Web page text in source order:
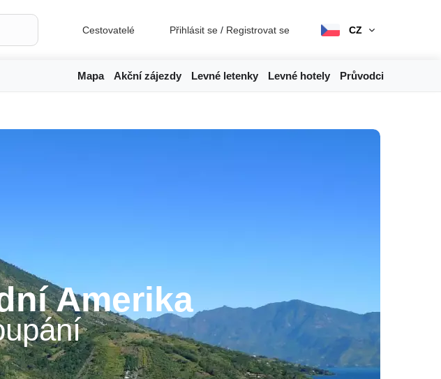
Cestovatelé Přihlásit se / Registrovat se CZ
Mapa Akční zájezdy Levné letenky Levné hotely Průvodci
Amerika